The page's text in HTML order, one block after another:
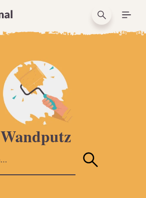
Wandputz